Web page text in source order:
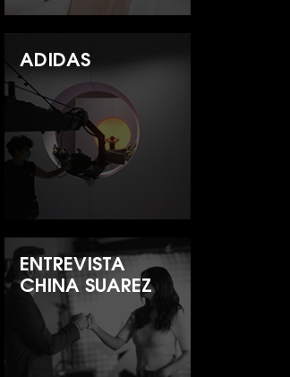
ADIDAS
ENTREVISTA
CHINA SUAREZ